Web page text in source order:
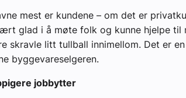
mest er kundene – om det er
glad i å møte folk og kunne hjelpe til
skravle litt tullball innimellom. Det er
byggevareselgeren.
jobbytter